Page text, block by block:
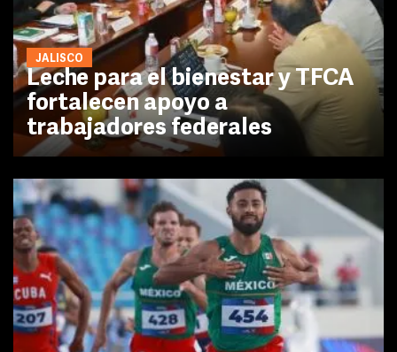
JALISCO
Leche para el bienestar y TFCA
fortalecen apoyo a
trabajadores federales